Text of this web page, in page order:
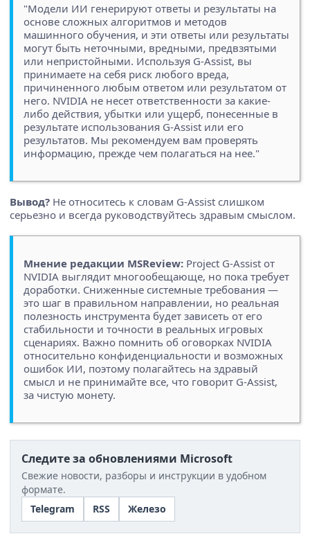
"Модели ИИ генерируют ответы и результаты на
основе сложных алгоритмов и методов
машинного обучения, и эти ответы или результаты
могут быть неточными, вредными, предвзятыми
или непристойными. Используя G-Assist, вы
принимаете на себя риск любого вреда,
причиненного любым ответом или результатом от
него. NVIDIA не несет ответственности за какие-
либо действия, убытки или ущерб, понесенные в
результате использования G-Assist или его
результатов. Мы рекомендуем вам проверять
информацию, прежде чем полагаться на нее."
Вывод? Не относитесь к словам G-Assist слишком
серьезно и всегда руководствуйтесь здравым смыслом.
Мнение редакции MSReview: Project G-Assist от
NVIDIA выглядит многообещающе, но пока требует
доработки. Сниженные системные требования —
это шаг в правильном направлении, но реальная
полезность инструмента будет зависеть от его
стабильности и точности в реальных игровых
сценариях. Важно помнить об оговорках NVIDIA
относительно конфиденциальности и возможных
ошибок ИИ, поэтому полагайтесь на здравый
смысл и не принимайте все, что говорит G-Assist,
за чистую монету.
Следите за обновлениями Microsoft
Свежие новости, разборы и инструкции в удобном
формате.
Telegram
RSS Железо